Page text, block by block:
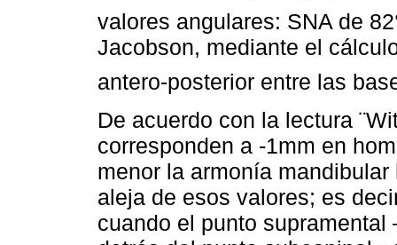
valores angulares: SNA de
Jacobson, mediante el
antero-posterior entre las
De acuerdo con la lectura
corresponden a -1mm en
menor la armonía
aleja de esos valores; es
cuando el punto